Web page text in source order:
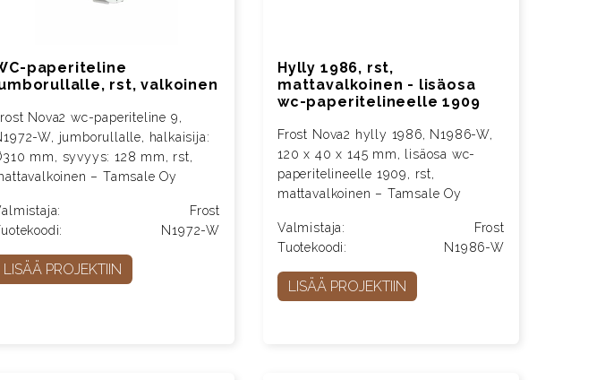
paperiteline
rst, valkoinen
Nova2 wc-paperiteline 9,
W, jumborullalle, halkaisija:
mm, syvyys: 128 mm, rst,
– Tamsale Oy
Frost
N1972-W
LISÄÄ PROJEKTIIN
Hylly 1986, rst,
mattavalkoinen - lisäosa
wc-paperitelineelle 1909
Frost Nova2 hylly 1986, N1986-W,
120 x 40 x 145 mm, lisäosa wc-
paperitelineelle 1909, rst,
mattavalkoinen – Tamsale Oy
Valmistaja:
Frost
Tuotekoodi:
N1986-W
LISÄÄ PROJEKTIIN